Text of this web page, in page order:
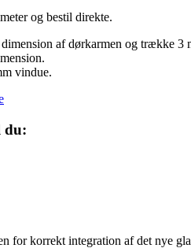
og bestil direkte.
af dørkarmen og trække 3
vindue.
du:
for korrekt integration af det nye